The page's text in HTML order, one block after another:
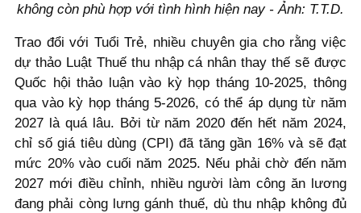
không còn phù hợp với tình hình hiện nay - Ảnh: T.T.D.
Trao đổi với Tuổi Trẻ, nhiều chuyên gia cho rằng việc
dự thảo Luật Thuế thu nhập cá nhân thay thế sẽ được
Quốc hội thảo luận vào kỳ họp tháng 10-2025, thông
qua vào kỳ họp tháng 5-2026, có thể áp dụng từ năm
2027 là quá lâu. Bởi từ năm 2020 đến hết năm 2024,
chỉ số giá tiêu dùng (CPI) đã tăng gần 16% và sẽ đạt
mức 20% vào cuối năm 2025. Nếu phải chờ đến năm
2027 mới điều chỉnh, nhiều người làm công ăn lương
đang phải còng lưng gánh thuế, dù thu nhập không đủ